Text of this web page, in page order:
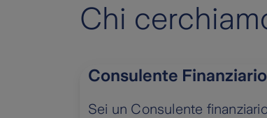
Chi
Consulente Finanziario
Sei un Consulente